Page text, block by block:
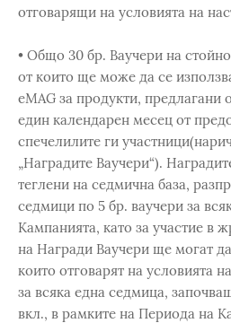
отговарящи на условията на
• Общо 30 бр. Ваучери на
от които ще може да се
eMAG за продукти, предлагани
един календарен месец от
спечелилите ги
„Наградите Ваучери“).
теглени на седмична база,
седмици по 5 бр. ваучери за
Кампанията, като за участие в
на Награди Ваучери ще могат да
които отговарят на условията
за всяка една седмица,
вкл., в рамките на Периода на